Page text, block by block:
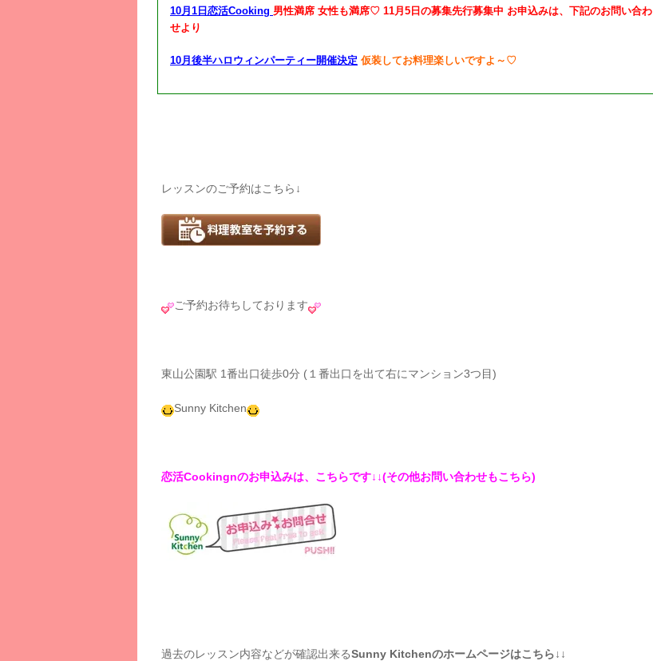
10月1日恋活Cooking 男性満席 女性も満席♡ 11月5日の募集先行募集中 お申込みは、下記のお問い合わ
せより
10月後半ハロウィンパーティー開催決定 仮装してお料理楽しいですよ～♡
レッスンのご予約はこちら↓
ご予約お待ちしております
東山公園駅 1番出口徒歩0分 (１番出口を出て右にマンション3つ目)
Sunny Kitchen
恋活Cookingnのお申込みは、こちらです↓↓(その他お問い合わせもこちら)
過去のレッスン内容などが確認出来るSunny Kitchenのホームページはこちら↓↓